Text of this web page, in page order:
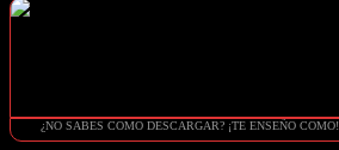
¿NO SABES COMO DESCARGAR? ¡TE ENSEÑO COMO!